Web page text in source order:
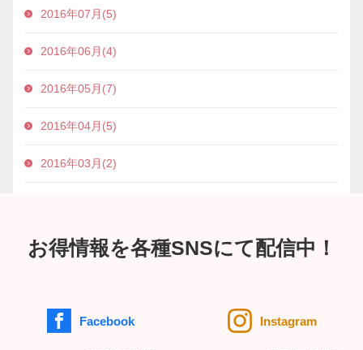
2016年07月(5)
2016年06月(4)
2016年05月(7)
2016年04月(5)
2016年03月(2)
お得情報を各種SNSにて配信中！
Facebook Instagram